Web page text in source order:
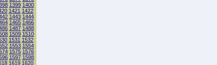
1399 1400
1421 1422
1443 1444
1465 1466
1487 1488
1509 1510
1531 1532
1553 1554
1575 1576
1597 1598
1619 1620